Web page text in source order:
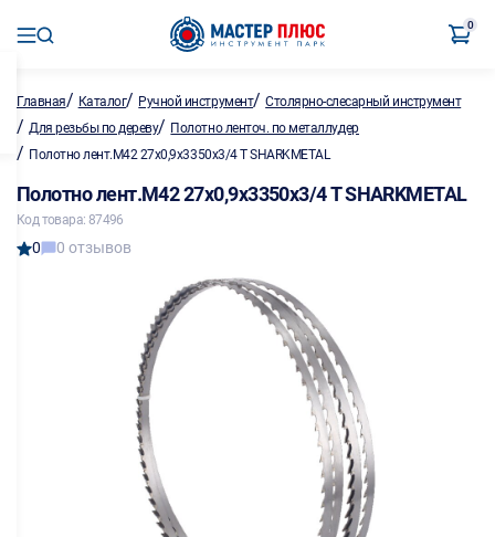
0
Главная/ Каталог/ Ручной инструмент/Столярно-слесарный инструмент
/ Для резьбы по дереву/ Полотно ленточ. по металлу,дер
/ Полотно лент.M42 27х0,9х3350х3/4 T SHARKMETAL
Полотно лент.M42 27х0,9х3350х3/4 T SHARKMETAL
Код товара: 87496
0 0 отзывов